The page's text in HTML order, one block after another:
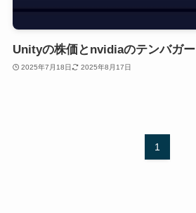
Unityの株価とnvidiaのテンバガー
2025年7月18日 2025年8月17日
1